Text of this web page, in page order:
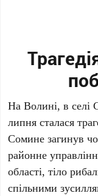
На Волині, в селі
липня сталася
Сомине загинув
районне
області, тіло
спільними